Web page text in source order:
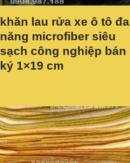
khăn lau rửa xe ô tô đa
năng microfiber siêu
sạch công nghiệp bán
ký 1×19 cm